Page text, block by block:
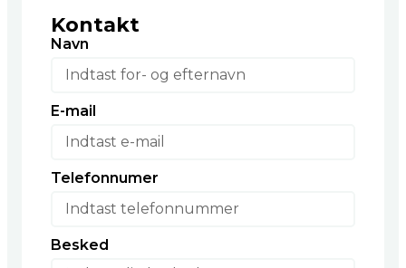
Kontakt
Navn
E-mail
Telefonnumer
Besked